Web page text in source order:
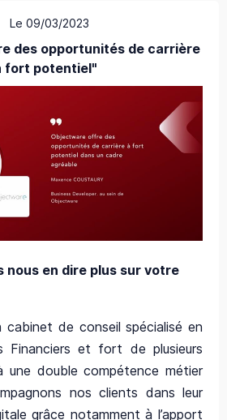
Le 09/03/2023
des opportunités de carrière
fort potentiel"
nous en dire plus sur votre
de conseil spécialisé en
Financiers et fort de plusieurs
une double compétence métier
nos clients dans leur
grâce notamment à l’apport